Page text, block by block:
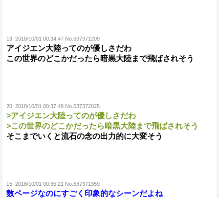
13: 2018/10/01 00:34:47 No.537371209
アイジエン大陸ってのが優しさだわ
この世界のどこかだったら暗黒大陸まで飛ばされそう
20: 2018/10/01 00:37:48 No.537372025
>アイジエン大陸ってのが優しさだわ
>この世界のどこかだったら暗黒大陸まで飛ばされそう
そこまでいくと流石の念の出力的に大変そう
15: 2018/10/01 00:35:21 No.537371359
数ページなのにすごく印象的なシーンだよね